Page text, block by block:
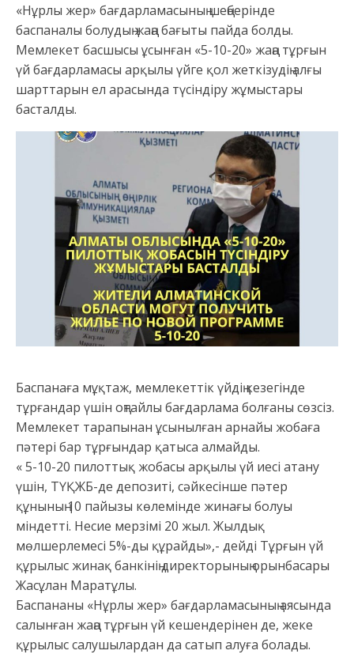
«Нұрлы жер» бағдарламасының шеңберінде
баспаналы болудың жаңа бағыты пайда болды.
Мемлекет басшысы ұсынған «5-10-20» жаңа тұрғын
үй бағдарламасы арқылы үйге қол жеткізудің алғы
шарттарын ел арасында түсіндіру жұмыстары
басталды.
Баспанаға мұқтаж, мемлекеттік үйдің кезегінде
тұрғандар үшін оңтайлы бағдарлама болғаны сөзсіз.
Мемлекет тарапынан ұсынылған арнайы жобаға
пәтері бар тұрғындар қатыса алмайды.
« 5-10-20 пилоттық жобасы арқылы үй иесі атану
үшін, ТҮҚЖБ-де депозиті, сәйкесінше пәтер
құнының 10 пайызы көлемінде жинағы болуы
міндетті. Несие мерзімі 20 жыл. Жылдық
мөлшерлемесі 5%-ды құрайды»,- дейді Тұрғын үй
құрылыс жинақ банкінің директорының орынбасары
Жасұлан Маратұлы.
Баспананы «Нұрлы жер» бағдарламасының аясында
салынған жаңа тұрғын үй кешендерінен де, жеке
құрылыс салушылардан да сатып алуға болады.